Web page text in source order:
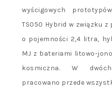
wyścigowych
TS050 Hybrid w związku
o pojemności 2,4 litra,
MJ z bateriami litowo-
kosmiczna. W
pracowano przede